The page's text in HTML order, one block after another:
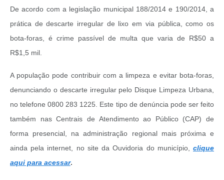
De acordo com a legislação municipal 188/2014 e 190/2014, a
prática de descarte irregular de lixo em via pública, como os
bota-foras, é crime passível de multa que varia de R$50 a
R$1,5 mil.
A população pode contribuir com a limpeza e evitar bota-foras,
denunciando o descarte irregular pelo Disque Limpeza Urbana,
no telefone 0800 283 1225. Este tipo de denúncia pode ser feito
também nas Centrais de Atendimento ao Público (CAP) de
forma presencial, na administração regional mais próxima e
ainda pela internet, no site da Ouvidoria do município,
clique
aqui para acessar.